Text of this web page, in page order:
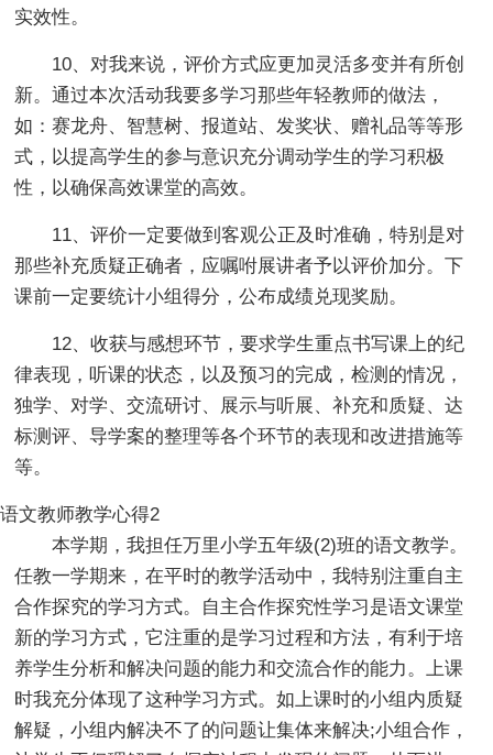
实效性。
10、对我来说，评价方式应更加灵活多变并有所创
新。通过本次活动我要多学习那些年轻教师的做法，
如：赛龙舟、智慧树、报道站、发奖状、赠礼品等等形
式，以提高学生的参与意识充分调动学生的学习积极
性，以确保高效课堂的高效。
11、评价一定要做到客观公正及时准确，特别是对
那些补充质疑正确者，应嘱咐展讲者予以评价加分。下
课前一定要统计小组得分，公布成绩兑现奖励。
12、收获与感想环节，要求学生重点书写课上的纪
律表现，听课的状态，以及预习的完成，检测的情况，
独学、对学、交流研讨、展示与听展、补充和质疑、达
标测评、导学案的整理等各个环节的表现和改进措施等
等。
语文教师教学心得2
本学期，我担任万里小学五年级(2)班的语文教学。
任教一学期来，在平时的教学活动中，我特别注重自主
合作探究的学习方式。自主合作探究性学习是语文课堂
新的学习方式，它注重的是学习过程和方法，有利于培
养学生分析和解决问题的能力和交流合作的能力。上课
时我充分体现了这种学习方式。如上课时的小组内质疑
解疑，小组内解决不了的问题让集体来解决;小组合作，